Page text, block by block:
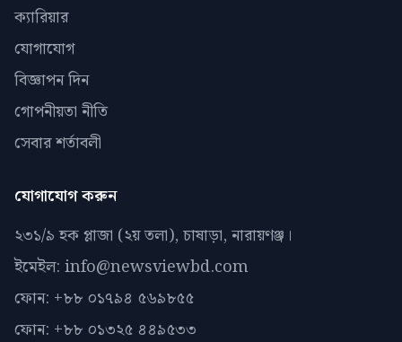
ক্যারিয়ার
যোগাযোগ
বিজ্ঞাপন দিন
গোপনীয়তা নীতি
সেবার শর্তাবলী
যোগাযোগ করুন
২৩১/৯ হক প্লাজা (২য় তলা), চাষাড়া, নারায়ণঞ্জ।
ইমেইল: info@newsviewbd.com
ফোন: +৮৮ ০১৭৯৪ ৫৬৯৮৫৫
ফোন: +৮৮ ০১৩২৫ ৪৪৯৫৩৩